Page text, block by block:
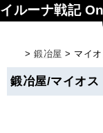
イルーナ戦記
>鍛冶屋 > マイオ
鍛冶屋/マイオス